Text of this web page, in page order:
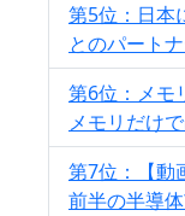
第5位：日本
とのパート
第6位：メモ
メモリだけ
第7位：【動
前半の半導